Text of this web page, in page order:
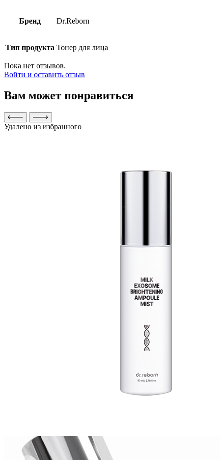
Бренд Dr.Reborn
Тип продукта Тонер для лица
Пока нет отзывов.
Войти и оставить отзыв
Вам может понравиться
Удалено из избранного